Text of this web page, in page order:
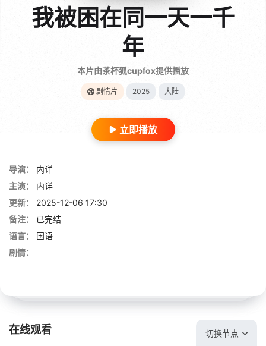
我被困在同一天一千
年
本片由茶杯狐cupfox提供播放
剧情片 2025 大陆
立即播放
导演：
内详
主演：
内详
更新：
2025-12-06 17:30
备注：
已完结
语言：
国语
剧情：
在线观看 切换节点